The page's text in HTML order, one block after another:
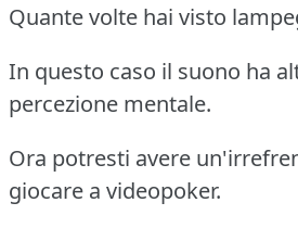
Quante volte hai visto
In questo caso il suono ha
percezione mentale.
Ora potresti avere
giocare a videopoker.